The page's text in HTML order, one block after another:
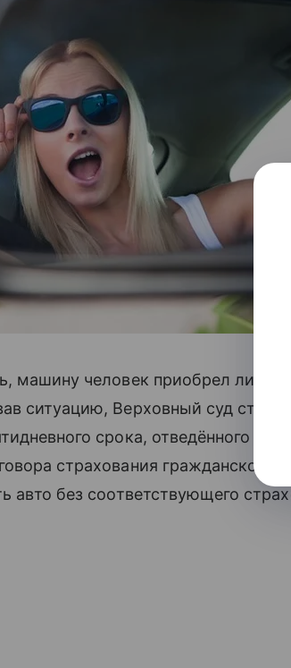
машину человек приобрел лишь
ситуацию, Верховный суд
срока, отведённого
страхования гражданской
авто без соответствующего